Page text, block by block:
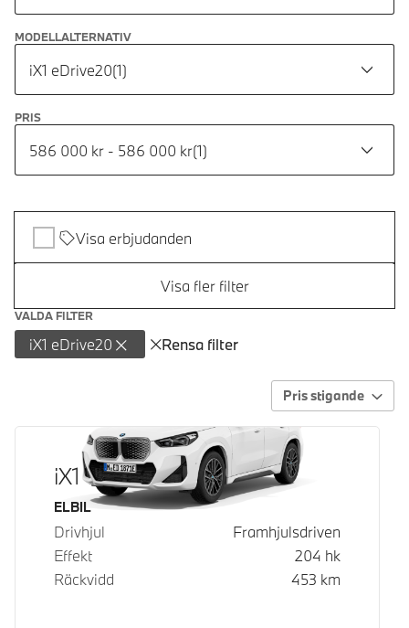
MODELLALTERNATIV
iX1 eDrive20(1)
PRIS
586 000 kr - 586 000 kr(1)
Visa erbjudanden
Visa fler filter
VALDA FILTER
iX1 eDrive20 Rensa filter
Pris stigande
iX1 eDrive20
Bränsle
ELBIL
Drivhjul
Framhjulsdriven
Effekt
204 hk
Räckvidd
453 km